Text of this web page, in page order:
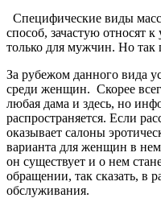
Специфические виды
способ, зачастую относят
только для мужчин. Но так
За рубежом данного вида
среди женщин. Скорее
любая дама и здесь, но
распространяется. Если
оказывает салоны
варианта для женщин в
он существует и о нем
обращении, так сказать, в
обслуживания.